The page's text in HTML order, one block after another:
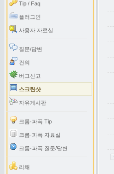
Tip / Faq
플러그인
사용자 자료실
질문/답변
건의
버그신고
스크린샷
자유게시판
크롬·파폭 Tip
크롬·파폭 자료실
크롬·파폭 질문/답변
리채